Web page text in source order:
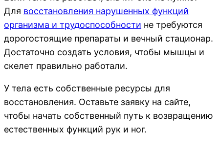
Для восстановления нарушенных функций
организма и трудоспособности не требуются
дорогостоящие препараты и вечный стационар.
Достаточно создать условия, чтобы мышцы и
скелет правильно работали.
У тела есть собственные ресурсы для
восстановления. Оставьте заявку на сайте,
чтобы начать собственный путь к возвращению
естественных функций рук и ног.